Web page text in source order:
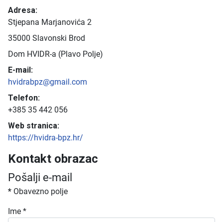
Adresa:
Stjepana Marjanovića 2
35000 Slavonski Brod
Dom HVIDR-a (Plavo Polje)
E-mail:
hvidrabpz@gmail.com
Telefon:
+385 35 442 056
Web stranica:
https://hvidra-bpz.hr/
Kontakt obrazac
Pošalji e-mail
* Obavezno polje
Ime *